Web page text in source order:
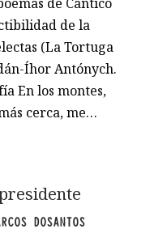
de la
(La Tortuga
Íhor Antónych.
En los montes,
cerca, me…
DOSANTOS